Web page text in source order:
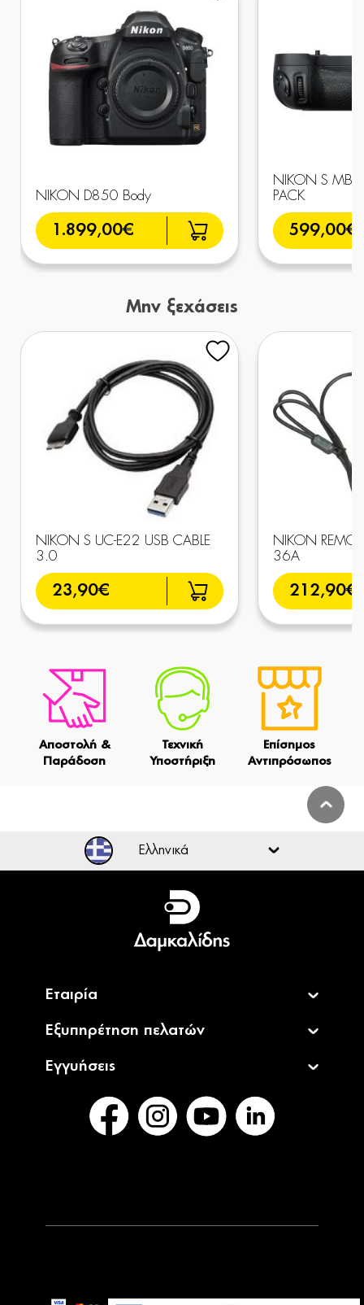
NIKON D850 Body
1.899,00€
NIKON S MB-
PACK
599,00€
Μην ξεχάσεις
NIKON S UC-E22 USB CABLE
3.0
23,90€
NIKON
36A
212,90€
Αποστολή &
Παράδοση
Τεχνική
Υποστήριξη
Επίσημος
Αντιπρόσωπος
Ελληνικά
Ελληνικά
English
Εταιρία
Εξυπηρέτηση πελατών
Εγγυήσεις